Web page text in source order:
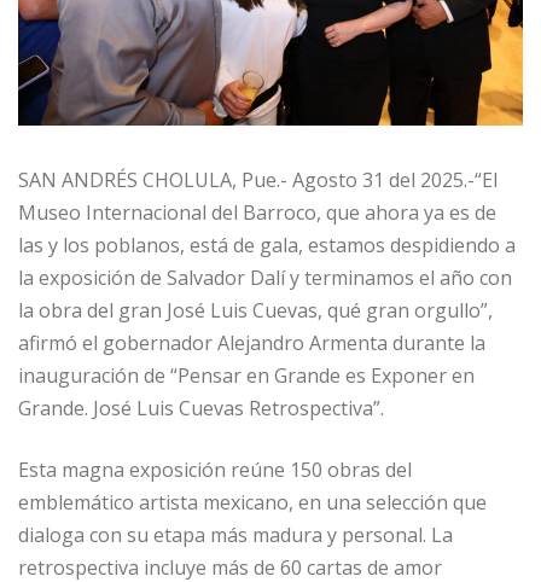
SAN ANDRÉS CHOLULA, Pue.- Agosto 31 del 2025.-“El
Museo Internacional del Barroco, que ahora ya es de
las y los poblanos, está de gala, estamos despidiendo a
la exposición de Salvador Dalí y terminamos el año con
la obra del gran José Luis Cuevas, qué gran orgullo”,
afirmó el gobernador Alejandro Armenta durante la
inauguración de “Pensar en Grande es Exponer en
Grande. José Luis Cuevas Retrospectiva”.
Esta magna exposición reúne 150 obras del
emblemático artista mexicano, en una selección que
dialoga con su etapa más madura y personal. La
retrospectiva incluye más de 60 cartas de amor